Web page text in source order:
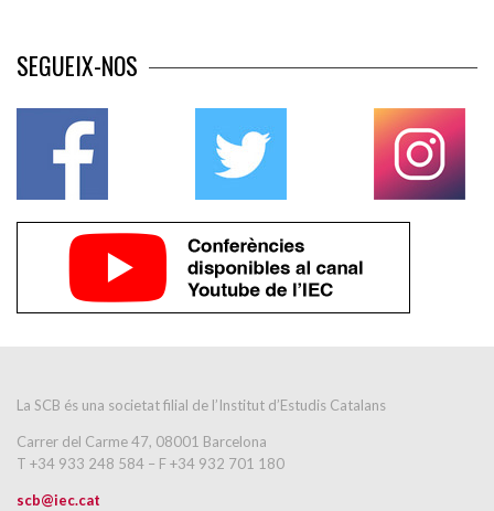
SEGUEIX-NOS
La SCB és una societat filial de l’Institut d’Estudis Catalans
Carrer del Carme 47, 08001 Barcelona
T +34 933 248 584 – F +34 932 701 180
scb@iec.cat